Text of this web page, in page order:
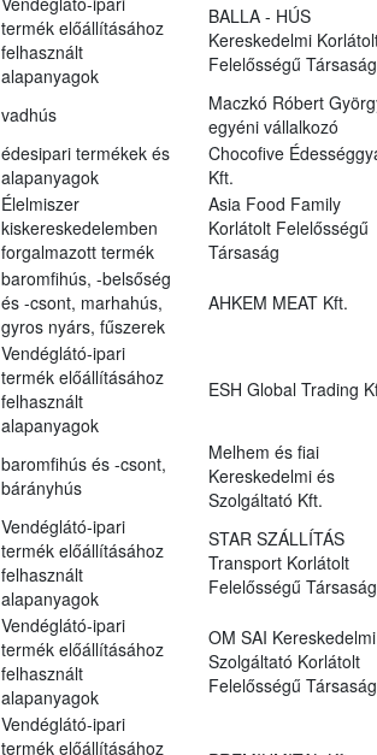
termék előállításához
felhasznált
alapanyagok
BALLA - HÚS
Kereskedelmi
Felelősségű Társaság
vadhús
Maczkó Róbert
egyéni vállalkozó
édesipari termékek és
alapanyagok
Chocofive
Kft.
Élelmiszer
kiskereskedelemben
forgalmazott termék
Asia Food Family
Korlátolt Felelősségű
Társaság
baromfihús, -belsőség
és -csont, marhahús,
gyros nyárs, fűszerek
AHKEM MEAT Kft.
Vendéglátó-ipari
termék előállításához
felhasznált
alapanyagok
ESH Global Trading
baromfihús és -csont,
bárányhús
Melhem és fiai
Kereskedelmi és
Szolgáltató Kft.
Vendéglátó-ipari
termék előállításához
felhasznált
alapanyagok
STAR SZÁLLÍTÁS
Transport Korlátolt
Felelősségű Társaság
Vendéglátó-ipari
termék előállításához
felhasznált
alapanyagok
OM SAI
Szolgáltató Korlátolt
Felelősségű Társaság
Vendéglátó-ipari
termék előállításához